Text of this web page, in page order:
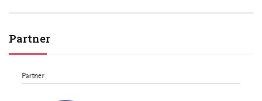
Partner